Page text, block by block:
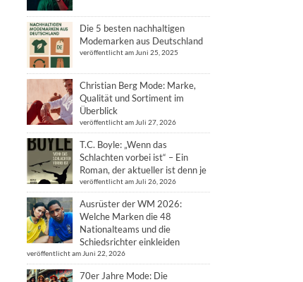
Die 5 besten nachhaltigen
Modemarken aus Deutschland
veröffentlicht am Juni 25, 2025
Christian Berg Mode: Marke,
Qualität und Sortiment im
Überblick
veröffentlicht am Juli 27, 2026
T.C. Boyle: „Wenn das
Schlachten vorbei ist“ – Ein
Roman, der aktueller ist denn je
veröffentlicht am Juli 26, 2026
Ausrüster der WM 2026:
Welche Marken die 48
Nationalteams und die
Schiedsrichter einkleiden
veröffentlicht am Juni 22, 2026
70er Jahre Mode: Die